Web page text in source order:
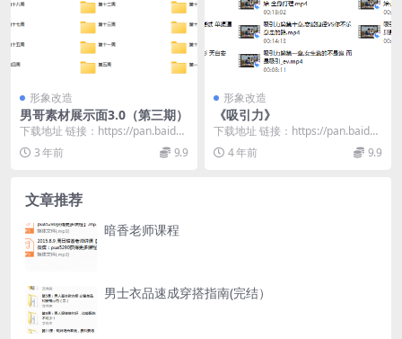
形象改造
男哥素材展示面3.0（第三期）
下载地址 链接：https://pan.baidu.
com/s/1SA5Soyv...
3 年前 9.9
形象改造
《吸引力》
下载地址 链接：https://pan.baidu.
com/s/1bPoje4f...
4 年前 9.9
文章推荐
暗香老师课程
男士衣品速成穿搭指南(完结）